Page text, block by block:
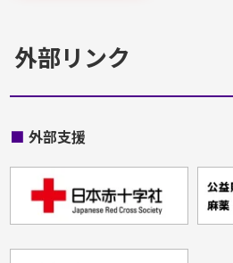
外部リンク
■ 外部支援